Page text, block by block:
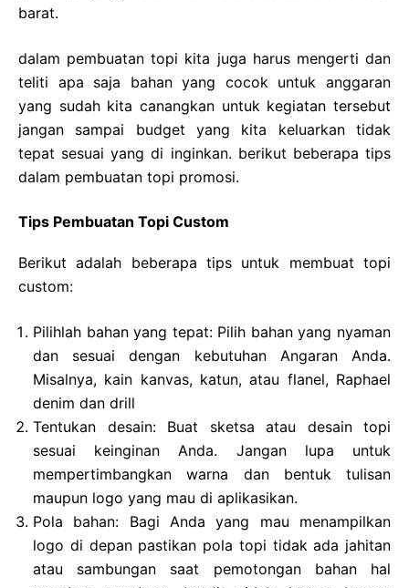
barat.
dalam pembuatan topi kita juga harus mengerti dan
teliti apa saja bahan yang cocok untuk anggaran
yang sudah kita canangkan untuk kegiatan tersebut
jangan sampai budget yang kita keluarkan tidak
tepat sesuai yang di inginkan. berikut beberapa tips
dalam pembuatan topi promosi.
Tips Pembuatan Topi Custom
Berikut adalah beberapa tips untuk membuat topi
custom:
Pilihlah bahan yang tepat: Pilih bahan yang nyaman
dan sesuai dengan kebutuhan Angaran Anda.
Misalnya, kain kanvas, katun, atau flanel, Raphael
denim dan drill
Tentukan desain: Buat sketsa atau desain topi
sesuai keinginan Anda. Jangan lupa untuk
mempertimbangkan warna dan bentuk tulisan
maupun logo yang mau di aplikasikan.
Pola bahan: Bagi Anda yang mau menampilkan
logo di depan pastikan pola topi tidak ada jahitan
atau sambungan saat pemotongan bahan hal